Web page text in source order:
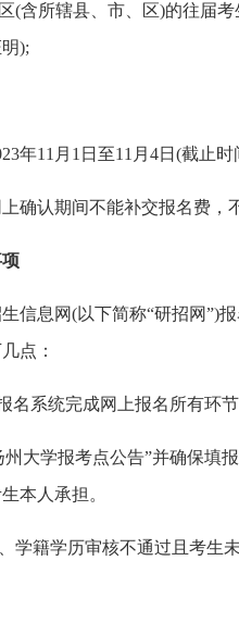
(含所辖县、市、区)的往届
);
年11月1日至11月4日(截止时
确认期间不能补交报名费，
信息网(以下简称“研招网”)
点：
名系统完成网上报名所有环
州大学报考点公告”并确保填
本人承担。
学籍学历审核不通过且考生